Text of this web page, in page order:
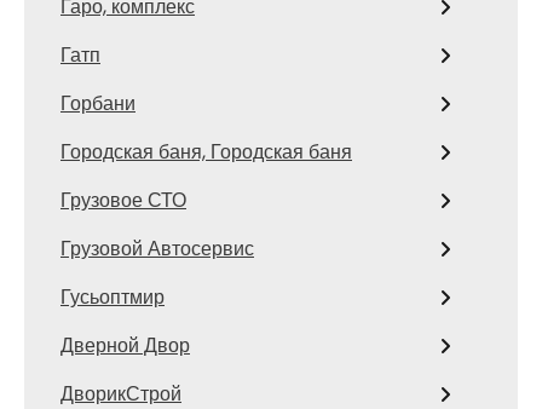
Гаро, комплекс
Гатп
Горбани
Городская баня, Городская баня
Грузовое СТО
Грузовой Автосервис
Гусьоптмир
Дверной Двор
ДворикСтрой